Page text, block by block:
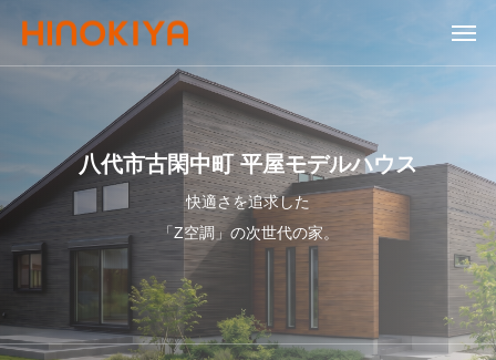
八代市古閑中町 平屋モデルハウス
快適さを追求した
「Z空調」の次世代の家。